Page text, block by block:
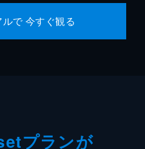
で 今すぐ観る
プランが